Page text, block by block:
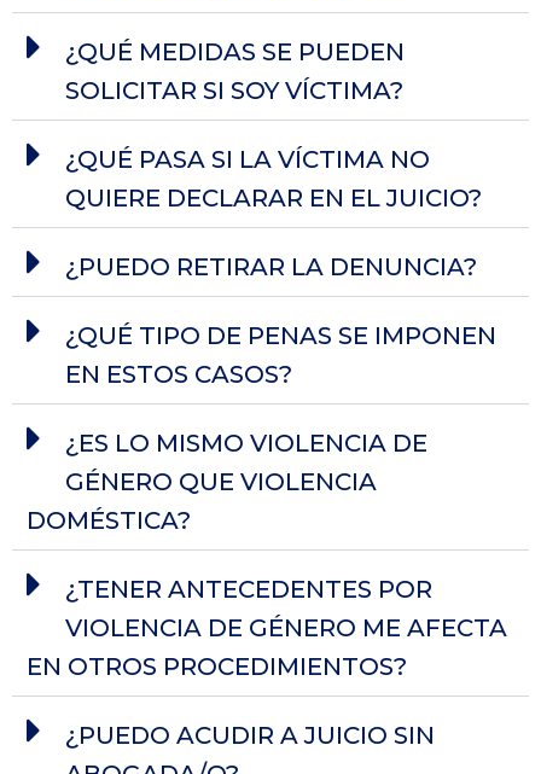
¿QUÉ MEDIDAS SE PUEDEN
SOLICITAR SI SOY VÍCTIMA?
¿QUÉ PASA SI LA VÍCTIMA NO
QUIERE DECLARAR EN EL JUICIO?
¿PUEDO RETIRAR LA DENUNCIA?
¿QUÉ TIPO DE PENAS SE IMPONEN
EN ESTOS CASOS?
¿ES LO MISMO VIOLENCIA DE
GÉNERO QUE VIOLENCIA
DOMÉSTICA?
¿TENER ANTECEDENTES POR
VIOLENCIA DE GÉNERO ME AFECTA
EN OTROS PROCEDIMIENTOS?
¿PUEDO ACUDIR A JUICIO SIN